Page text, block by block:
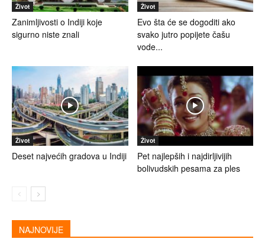
Život
Zanimljivosti o Indiji koje
sigurno niste znali
Život
Evo šta će se dogoditi ako
svako jutro popijete čašu
vode...
Život
Deset najvećih gradova u Indiji
Život
Pet najlepših i najdirljivijih
bolivudskih pesama za ples
NAJNOVIJE